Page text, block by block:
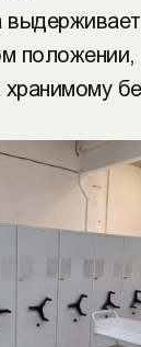
положении,
хранимому